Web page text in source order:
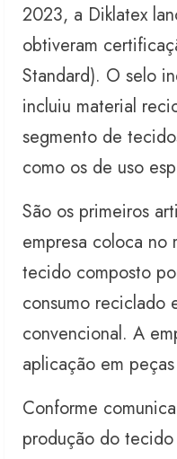
2023, a Diklatex
obtiveram
Standard). O selo
incluiu material
segmento de
como os de uso
São os primeiros
empresa coloca
tecido composto
consumo reciclado
convencional. A
aplicação em
Conforme
produção do